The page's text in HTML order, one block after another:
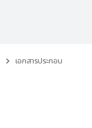
เอกสารประกอบ